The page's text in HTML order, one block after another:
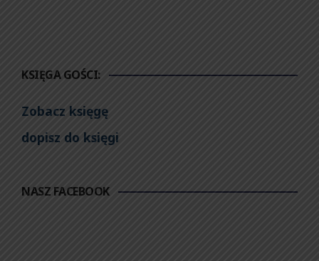
KSIĘGA GOŚCI:
Zobacz księgę
dopisz do księgi
NASZ FACEBOOK